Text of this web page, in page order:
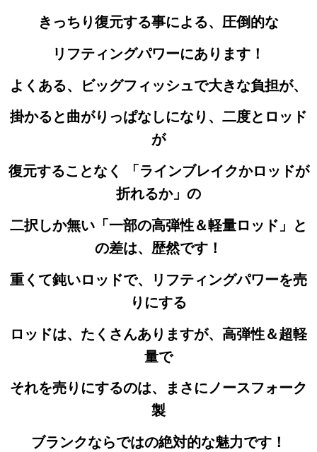
きっちり復元する事による、圧倒的な
リフティングパワーにあります！
よくある、ビッグフィッシュで大きな負担が、
掛かると曲がりっぱなしになり、二度とロッド
が
復元することなく 「ラインブレイクかロッドが
折れるか」の
二択しか無い 「一部の高弾性＆軽量ロッド」と
の差は、歴然です！
重くて鈍いロッドで、リフティングパワーを売
りにする
ロッドは、たくさんありますが、高弾性＆超軽
量で
それを売りにするのは、まさにノースフォーク
製
ブランクならではの絶対的な魅力です！